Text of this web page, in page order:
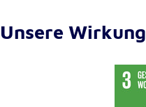
Unsere Wirkung